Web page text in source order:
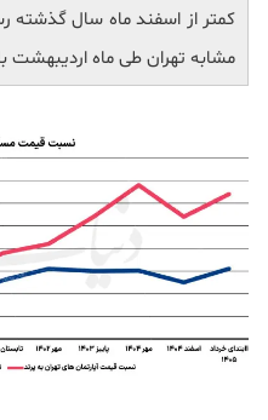
کمتر از اسفند ماه سال گذشته
مشابه تهران طی ماه اردیبهشت